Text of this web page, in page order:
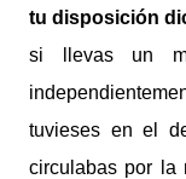
tu disposición
si llevas un
tuvieses en el
circulabas por la